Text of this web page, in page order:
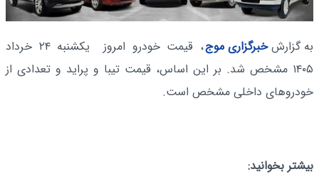
​​​، قیمت خودرو امروز یکشنبه ۲۴ خرداد
اساس، قیمت تیبا و پراید و تعدادی از
است.